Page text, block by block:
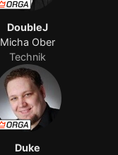
DoubleJ
Micha Ober
Technik
Duke